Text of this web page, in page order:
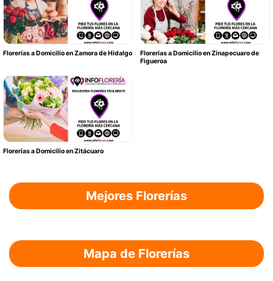
Florerías a Domicilio en Zamora de Hidalgo
Florerías a Domicilio en Zinapecuaro de
Figueroa
Florerías a Domicilio en Zitácuaro
Mejores Florerías
Mapa de Florerías